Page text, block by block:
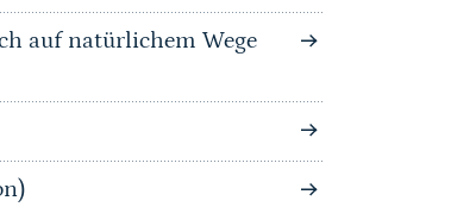
auf natürlichem Wege